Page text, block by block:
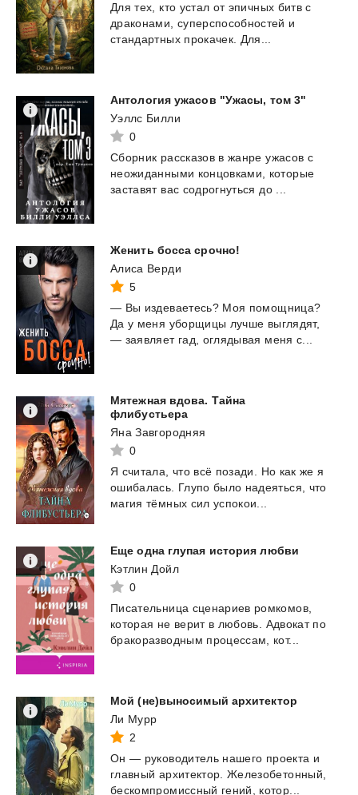
Для тех, кто устал от эпичных битв с
драконами, суперспособностей и
стандартных прокачек. Для...
Антология ужасов "Ужасы, том 3"
Уэллс Билли
0
Сборник рассказов в жанре ужасов с
неожиданными концовками, которые
заставят вас содрогнуться до ...
Женить босса срочно!
Алиса Верди
5
— Вы издеваетесь? Моя помощница?
Да у меня уборщицы лучше выглядят,
— заявляет гад, оглядывая меня с...
Мятежная вдова. Тайна
флибустьера
Яна Завгородняя
0
Я считала, что всё позади. Но как же я
ошибалась. Глупо было надеяться, что
магия тёмных сил успокои...
Еще одна глупая история любви
Кэтлин Дойл
0
Писательница сценариев ромкомов,
которая не верит в любовь. Адвокат по
бракоразводным процессам, кот...
Мой (не)выносимый архитектор
Ли Мурр
2
Он — руководитель нашего проекта и
главный архитектор. Железобетонный,
бескомпромиссный гений, котор...